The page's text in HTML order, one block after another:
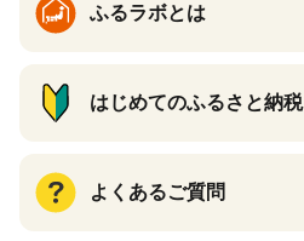
ふるラボとは
はじめてのふるさと納税
よくあるご質問